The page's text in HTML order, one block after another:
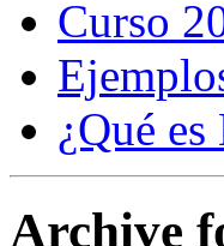
Curso
¿Qué
Archive